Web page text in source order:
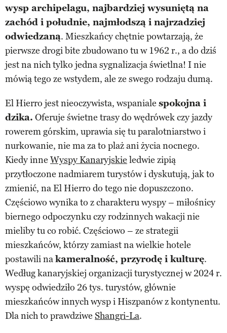
wysp archipelagu, najbardziej wysuniętą na
zachód i południe, najmłodszą i najrzadziej
odwiedzaną. Mieszkańcy chętnie powtarzają, że
pierwsze drogi bite zbudowano tu w 1962 r., a do dziś
jest na nich tylko jedna sygnalizacja świetlna! I nie
mówią tego ze wstydem, ale ze swego rodzaju dumą.
El Hierro jest nieoczywista, wspaniale spokojna i
dzika. Oferuje świetne trasy do wędrówek czy jazdy
rowerem górskim, uprawia się tu paralotniarstwo i
nurkowanie, nie ma za to plaż ani życia nocnego.
Kiedy inne Wyspy Kanaryjskie ledwie zipią
przytłoczone nadmiarem turystów i dyskutują, jak to
zmienić, na El Hierro do tego nie dopuszczono.
Częściowo wynika to z charakteru wyspy – miłośnicy
biernego odpoczynku czy rodzinnych wakacji nie
mieliby tu co robić. Częściowo – ze strategii
mieszkańców, którzy zamiast na wielkie hotele
postawili nakameralność, przyrodę i kulturę.
Według kanaryjskiej organizacji turystycznej w 2024 r.
wyspę odwiedziło 26 tys. turystów, głównie
mieszkańców innych wysp i Hiszpanów z kontynentu.
Dla nich to prawdziwe Shangri-La.